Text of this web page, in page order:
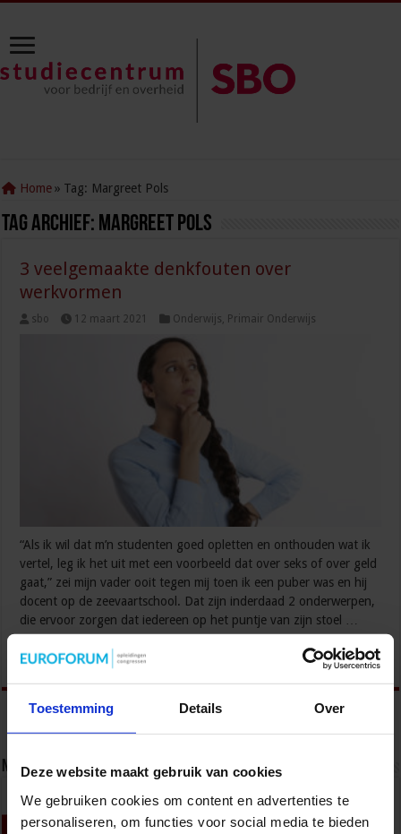
Toestemming Details Over
Deze website maakt gebruik van cookies
We gebruiken cookies om content en advertenties te
personaliseren, om functies voor social media te bieden
Home » Tag: Margreet Pols
Tag Archief: Margreet Pols
3 veelgemaakte denkfouten over
werkvormen
sbo 12 maart 2021 Onderwijs, Primair Onderwijs
“Als ik wil dat m’n studenten goed opletten en onthouden wat ik
vertel, leg ik het uit met een voorbeeld dat over seks of over geld
gaat,” zei mijn vader ooit tegen mij toen ik een puber was en hij
docent op de zeevaartschool. Dat zijn inderdaad 2 onderwerpen,
die ervoor zorgen dat iedereen op het puntje van zijn stoel …
Lees verder »
Nieuwsbrief